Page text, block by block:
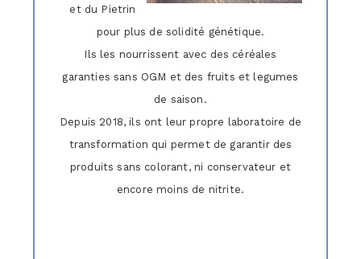
et du Pietrin
pour plus de solidité génétique.
Ils les nourrissent avec des céréales
garanties sans OGM et des fruits et legumes
de saison.
Depuis 2018, ils ont leur propre laboratoire de
transformation qui permet de garantir des
produits sans colorant, ni conservateur et
encore moins de nitrite.